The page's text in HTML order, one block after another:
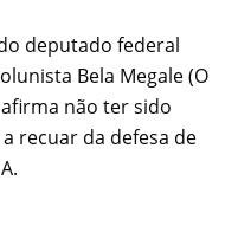
deputado federal
Bela Megale (O
não ter sido
recuar da defesa de